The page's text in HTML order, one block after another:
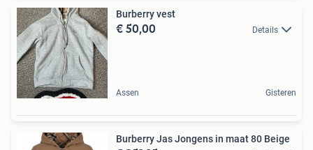
Burberry vest
€ 50,00 Details
Assen Gisteren
Burberry Jas Jongens in maat 80 Beige